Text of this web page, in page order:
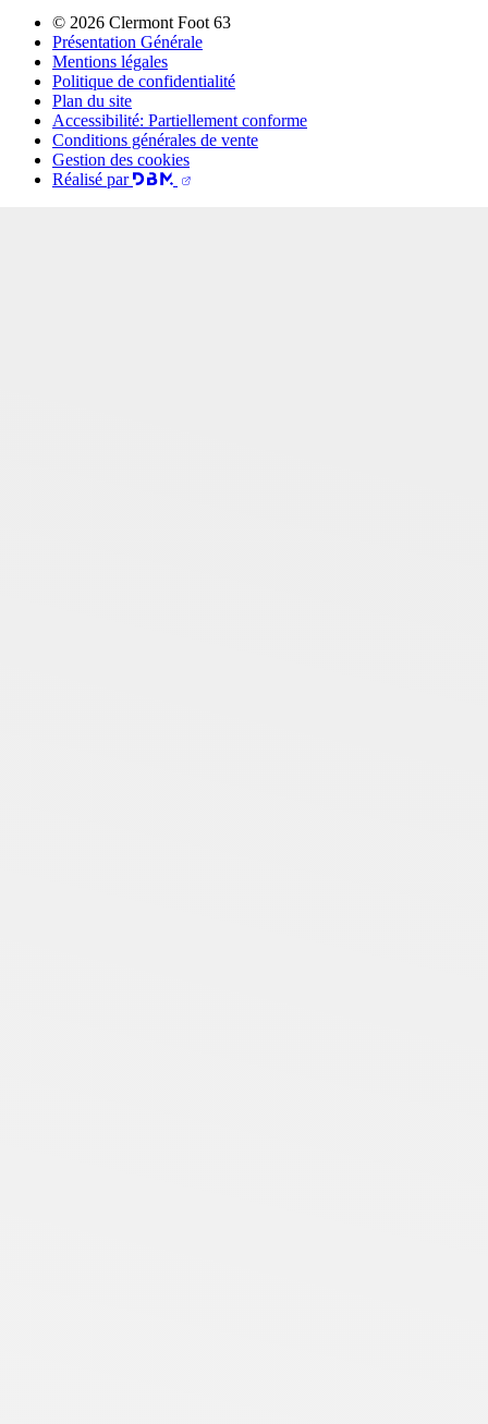
© 2026 Clermont Foot 63
Présentation Générale
Mentions légales
Politique de confidentialité
Plan du site
Accessibilité: Partiellement conforme
Conditions générales de vente
Gestion des cookies
Réalisé par